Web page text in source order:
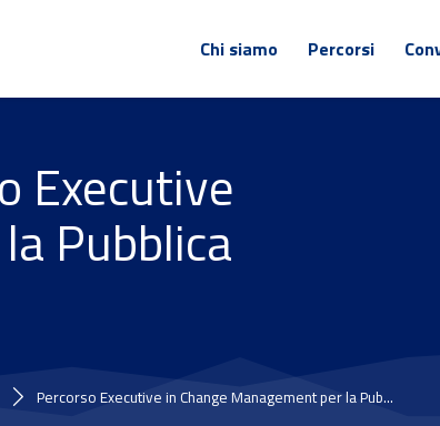
Chi siamo
Percorsi
Executive
Pubblica
Percorso Executive in Change Management per la Pub...